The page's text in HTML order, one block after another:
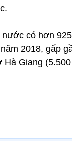
nước có hơn
2018, gấp
Hà Giang